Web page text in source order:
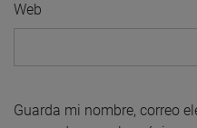
Web
Guarda mi nombre, correo